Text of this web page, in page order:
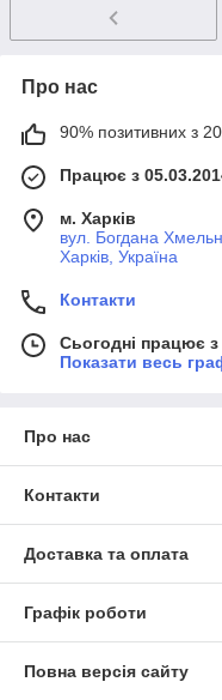
Про нас
90% позитивних з
Працює з
м. Харків
вул. Богдана
Харків, Україна
Контакти
Сьогодні працює
Показати весь
Про нас
Контакти
Доставка та оплата
Графік роботи
Повна версія сайту